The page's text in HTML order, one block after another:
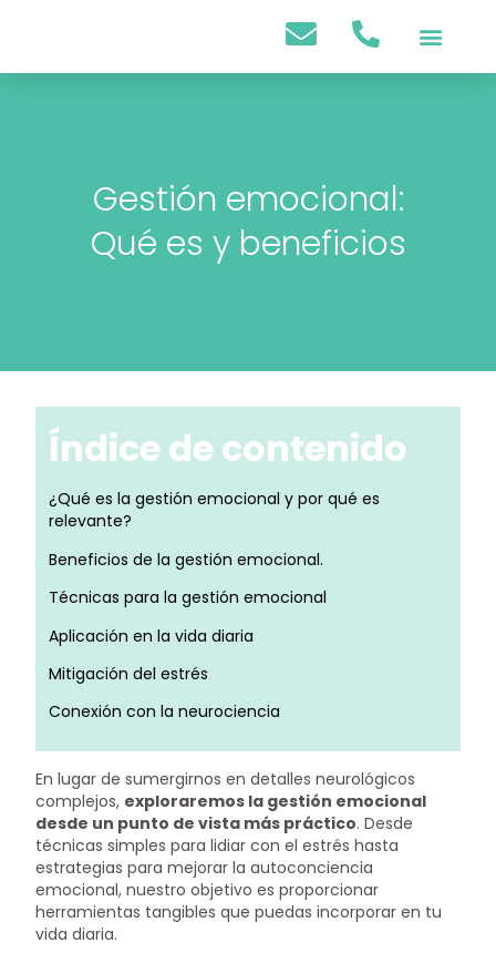
Gestión emocional:
Qué es y beneficios
Índice de contenido
¿Qué es la gestión emocional y por qué es
relevante?
Beneficios de la gestión emocional.
Técnicas para la gestión emocional
Aplicación en la vida diaria
Mitigación del estrés
Conexión con la neurociencia
En lugar de sumergirnos en detalles neurológicos
complejos, exploraremos la gestión emocional
desde un punto de vista más práctico. Desde
técnicas simples para lidiar con el estrés hasta
estrategias para mejorar la autoconciencia
emocional, nuestro objetivo es proporcionar
herramientas tangibles que puedas incorporar en tu
vida diaria.